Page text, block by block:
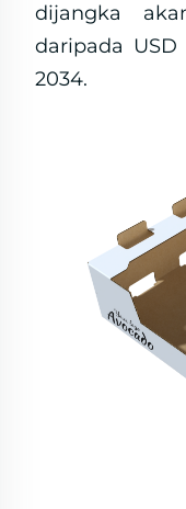
dijangka
daripada
2034.